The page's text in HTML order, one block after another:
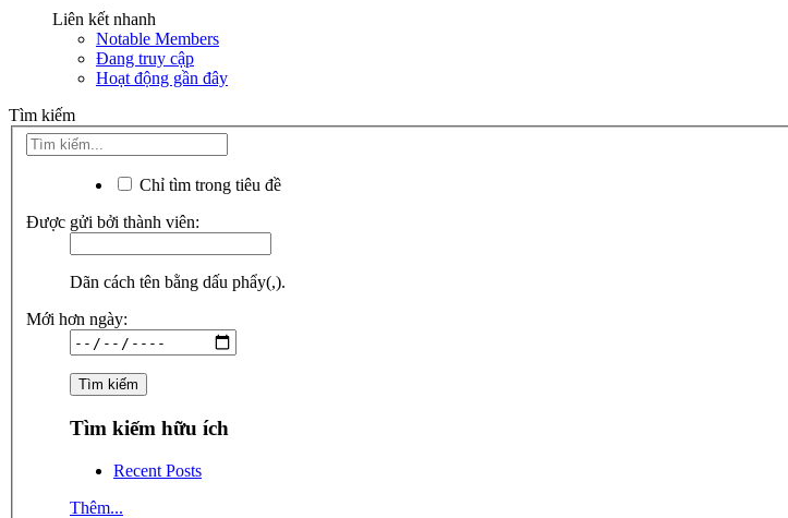
Liên kết nhanh
Notable Members
Đang truy cập
Hoạt động gần đây
Tìm kiếm
Chỉ tìm trong tiêu đề
Được gửi bởi thành viên:
Dãn cách tên bằng dấu phẩy(,).
Mới hơn ngày:
Tìm kiếm hữu ích
Recent Posts
Thêm...